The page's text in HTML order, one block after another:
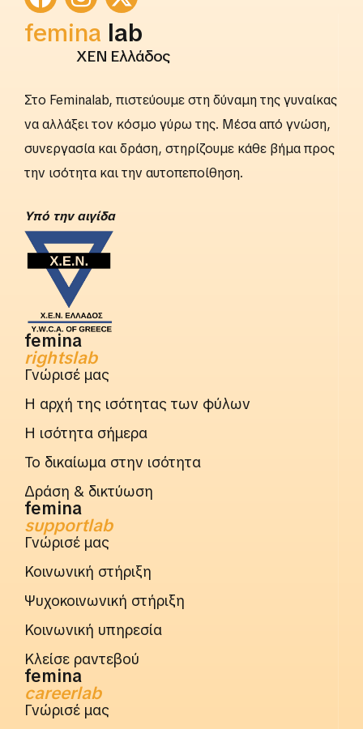
femina lab
rightslab
ΧΕΝ Ελλάδος
Στο Feminalab, πιστεύουμε στη δύναμη της γυναίκας
να αλλάξει τον κόσμο γύρω της. Μέσα από γνώση,
συνεργασία και δράση, στηρίζουμε κάθε βήμα προς
την ισότητα και την αυτοπεποίθηση.
Yπό την αιγίδα
femina
rightslab
Γνώρισέ μας
Η αρχή της ισότητας των φύλων
Η ισότητα σήμερα
Το δικαίωμα στην ισότητα
Δράση & δικτύωση
femina
supportlab
Γνώρισέ μας
Κοινωνική στήριξη
Ψυχοκοινωνική στήριξη
Κοινωνική υπηρεσία
Κλείσε ραντεβού
femina
careerlab
Γνώρισέ μας